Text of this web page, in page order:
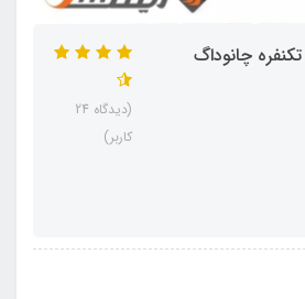
چانوداگ
(دیدگاه 24
کاربر)